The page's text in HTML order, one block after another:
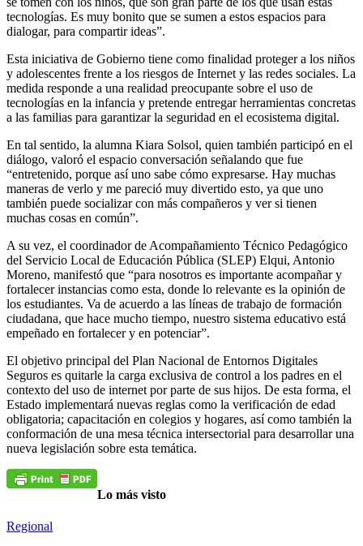
tecnologías. Es muy bonito que se sumen a estos espacios para
dialogar, para compartir ideas”.
Esta iniciativa de Gobierno tiene como finalidad proteger a los niños
y adolescentes frente a los riesgos de Internet y las redes sociales. La
medida responde a una realidad preocupante sobre el uso de
tecnologías en la infancia y pretende entregar herramientas concretas
a las familias para garantizar la seguridad en el ecosistema digital.
En tal sentido, la alumna Kiara Solsol, quien también participó en el
diálogo, valoró el espacio conversación señalando que fue
“entretenido, porque así uno sabe cómo expresarse. Hay muchas
maneras de verlo y me pareció muy divertido esto, ya que uno
también puede socializar con más compañeros y ver si tienen
muchas cosas en común”.
A su vez, el coordinador de Acompañamiento Técnico Pedagógico
del Servicio Local de Educación Pública (SLEP) Elqui, Antonio
Moreno, manifestó que “para nosotros es importante acompañar y
fortalecer instancias como esta, donde lo relevante es la opinión de
los estudiantes. Va de acuerdo a las líneas de trabajo de formación
ciudadana, que hace mucho tiempo, nuestro sistema educativo está
empeñado en fortalecer y en potenciar”.
El objetivo principal del Plan Nacional de Entornos Digitales
Seguros es quitarle la carga exclusiva de control a los padres en el
contexto del uso de internet por parte de sus hijos. De esta forma, el
Estado implementará nuevas reglas como la verificación de edad
obligatoria; capacitación en colegios y hogares, así como también la
conformación de una mesa técnica intersectorial para desarrollar una
nueva legislación sobre esta temática.
Lo más visto
Regional